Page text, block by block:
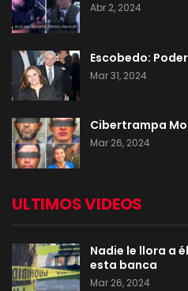
Abr 2, 2024
Escobedo:
Mar 31, 2024
Cibertrampa
Mar 26, 2024
ULTIMOS VIDEOS
Nadie le llora a
esta banca
Mar 26, 2024